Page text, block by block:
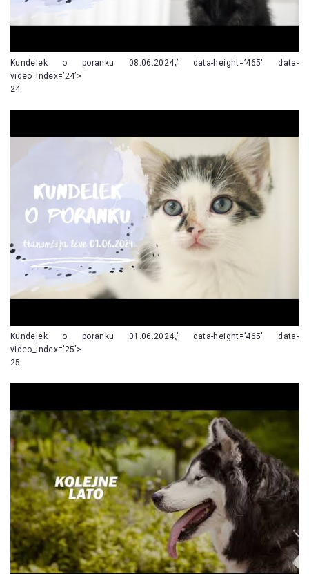
Kundelek o poranku 08.06.2024„’ data-height=’465′ data-
video_index=’24’>
24
Kundelek o poranku 01.06.2024„’ data-height=’465′ data-
video_index=’25’>
25